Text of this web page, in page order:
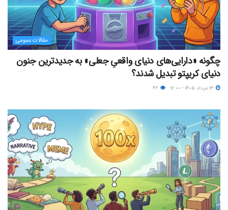
مقالات عمومی
چگونه «دارایی‌های دنیای واقعیِ جعلی» به جدیدترین جنون
دنیای کریپتو تبدیل شدند؟